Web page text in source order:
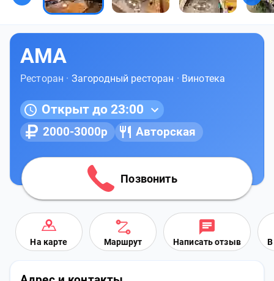
АМА
Ресторан · Загородный ресторан · Винотека
Открыт до 23:00
2000-3000р Авторская
Позвонить
На карте Маршрут Написать отзыв В